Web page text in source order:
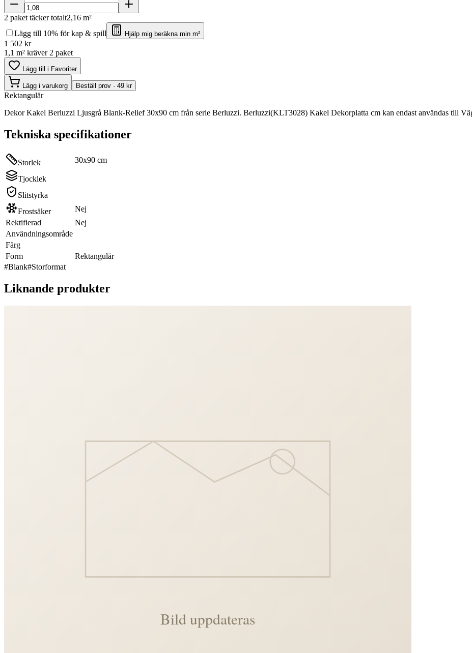
2 paket täcker totalt2,16 m²
Lägg till 10% för kap & spill
Hjälp mig beräkna min m²
1 502 kr
1,1 m² kräver 2 paket
Lägg till i Favoriter
Lägg i varukorg Beställ prov · 49 kr
Rektangulär
Dekor Kakel Berluzzi Ljusgrå Blank-Relief 30x90 cm från serie Berluzzi. Berluzzi(KLT3028) Kakel Dekorplatta cm kan endast användas till
Tekniska specifikationer
Storlek 30x90 cm
Tjocklek
Slitstyrka
Frostsäker
Nej
Rektifierad
Nej
Användningsområde
Färg
Form
Rektangulär
#Blank#Storformat
Liknande produkter